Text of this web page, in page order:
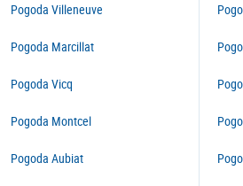
Pogoda Villeneuve
Pogoda Marcillat
Pogoda Vicq
Pogoda Montcel
Pogoda Aubiat